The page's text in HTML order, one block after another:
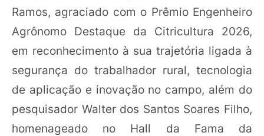
Ramos, agraciado com o Prêmio Engenheiro
Agrônomo Destaque da Citricultura 2026,
em reconhecimento à sua trajetória ligada à
segurança do trabalhador rural, tecnologia
de aplicação e inovação no campo, além do
pesquisador Walter dos Santos Soares Filho,
homenageado no Hall da Fama da